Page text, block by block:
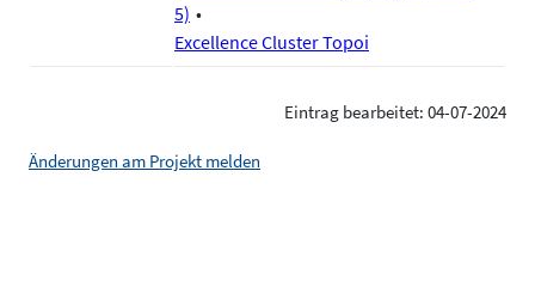
5)
Excellence Cluster Topoi
Eintrag bearbeitet: 04-07-2024
Änderungen am Projekt melden